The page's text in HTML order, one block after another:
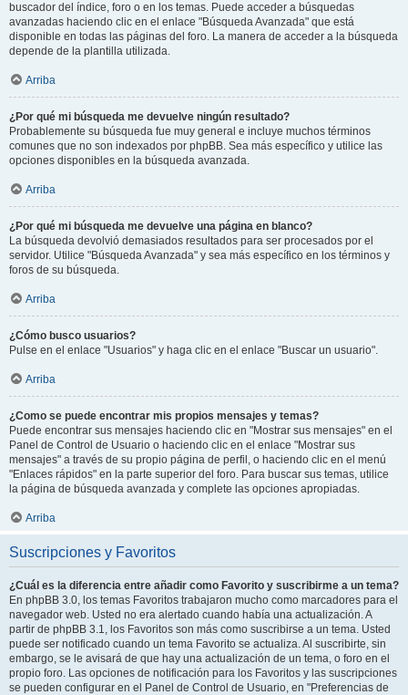
buscador del índice, foro o en los temas. Puede acceder a búsquedas
avanzadas haciendo clic en el enlace "Búsqueda Avanzada" que está
disponible en todas las páginas del foro. La manera de acceder a la búsqueda
depende de la plantilla utilizada.
Arriba
¿Por qué mi búsqueda me devuelve ningún resultado?
Probablemente su búsqueda fue muy general e incluye muchos términos
comunes que no son indexados por phpBB. Sea más específico y utilice las
opciones disponibles en la búsqueda avanzada.
Arriba
¿Por qué mi búsqueda me devuelve una página en blanco?
La búsqueda devolvió demasiados resultados para ser procesados por el
servidor. Utilice "Búsqueda Avanzada" y sea más específico en los términos y
foros de su búsqueda.
Arriba
¿Cómo busco usuarios?
Pulse en el enlace "Usuarios" y haga clic en el enlace "Buscar un usuario".
Arriba
¿Como se puede encontrar mis propios mensajes y temas?
Puede encontrar sus mensajes haciendo clic en "Mostrar sus mensajes" en el
Panel de Control de Usuario o haciendo clic en el enlace "Mostrar sus
mensajes" a través de su propio página de perfil, o haciendo clic en el menú
"Enlaces rápidos" en la parte superior del foro. Para buscar sus temas, utilice
la página de búsqueda avanzada y complete las opciones apropiadas.
Arriba
Suscripciones y Favoritos
¿Cuál es la diferencia entre añadir como Favorito y suscribirme a un tema?
En phpBB 3.0, los temas Favoritos trabajaron mucho como marcadores para el
navegador web. Usted no era alertado cuando había una actualización. A
partir de phpBB 3.1, los Favoritos son más como suscribirse a un tema. Usted
puede ser notificado cuando un tema Favorito se actualiza. Al suscribirte, sin
embargo, se le avisará de que hay una actualización de un tema, o foro en el
propio foro. Las opciones de notificación para los Favoritos y las suscripciones
se pueden configurar en el Panel de Control de Usuario, en "Preferencias de